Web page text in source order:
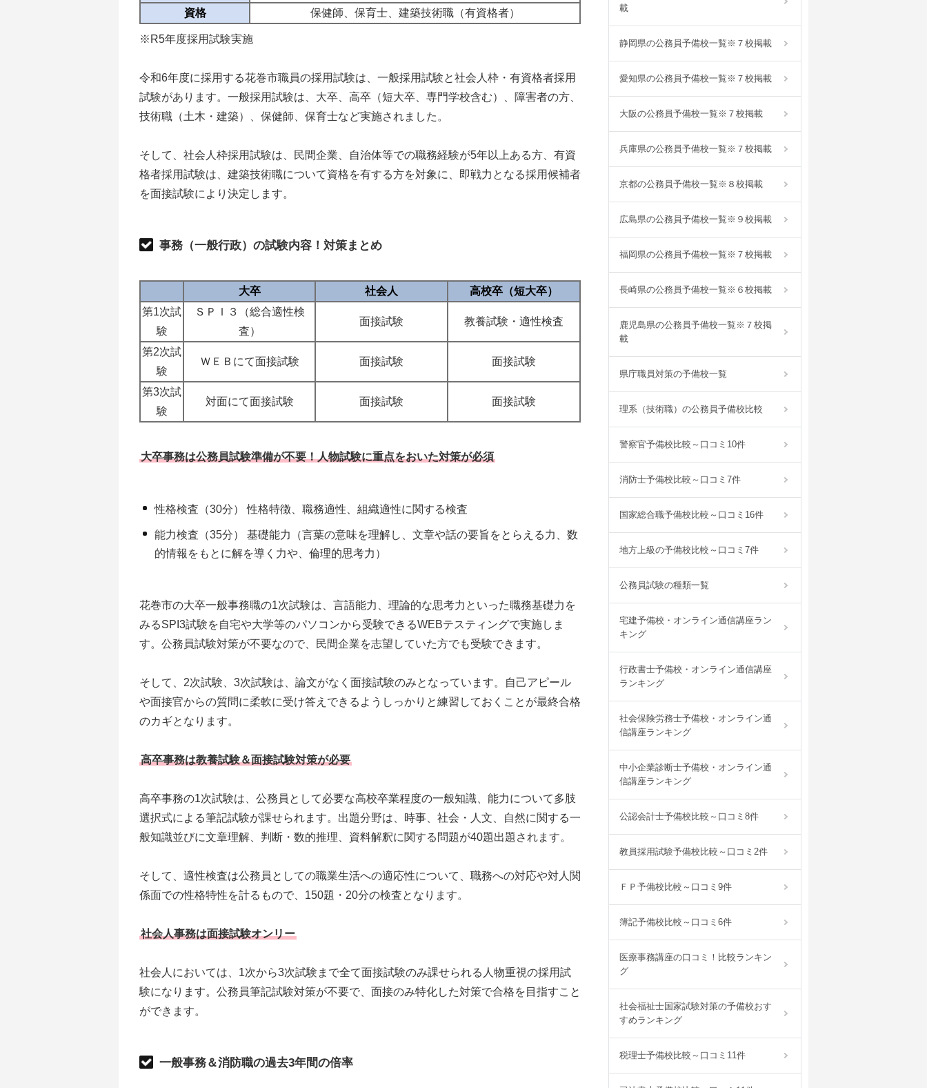
資格
保健師、保育士、建築技術職（有資格者）
※R5年度採用試験実施
令和6年度に採用する花巻市職員の採用試験は、一般採用試験と社会人枠・有資格者採用
試験があります。一般採用試験は、大卒、高卒（短大卒、専門学校含む）、障害者の方、
技術職（土木・建築）、保健師、保育士など実施されました。
そして、社会人枠採用試験は、民間企業、自治体等での職務経験が5年以上ある方、有資
格者採用試験は、建築技術職について資格を有する方を対象に、即戦力となる採用候補者
を面接試験により決定します。
事務（一般行政）の試験内容！対策まとめ
大卒 社会人
高校卒（短大卒）
第1次試
験
ＳＰＩ３（総合適性検
査）
面接試験 教養試験・適性検査
第2次試
験
ＷＥＢにて面接試験 面接試験 面接試験
第3次試
験
対面にて面接試験 面接試験 面接試験
大卒事務は公務員試験準備が不要！人物試験に重点をおいた対策が必須
性格検査（30分） 性格特徴、職務適性、組織適性に関する検査
能力検査（35分） 基礎能力（言葉の意味を理解し、文章や話の要旨をとらえる力、数
的情報をもとに解を導く力や、倫理的思考力）
花巻市の大卒一般事務職の1次試験は、言語能力、理論的な思考力といった職務基礎力を
みるSPI3試験を自宅や大学等のパソコンから受験できるWEBテスティングで実施しま
す。公務員試験対策が不要なので、民間企業を志望していた方でも受験できます。
そして、2次試験、3次試験は、論文がなく面接試験のみとなっています。自己アピール
や面接官からの質問に柔軟に受け答えできるようしっかりと練習しておくことが最終合格
のカギとなります。
高卒事務は教養試験＆面接試験対策が必要
高卒事務の1次試験は、公務員として必要な高校卒業程度の一般知識、能力について多肢
選択式による筆記試験が課せられます。出題分野は、時事、社会・人文、自然に関する一
般知識並びに文章理解、判断・数的推理、資料解釈に関する問題が40題出題されます。
そして、適性検査は公務員としての職業生活への適応性について、職務への対応や対人関
係面での性格特性を計るもので、150題・20分の検査となります。
社会人事務は面接試験オンリー
社会人においては、1次から3次試験まで全て面接試験のみ課せられる人物重視の採用試
験になります。公務員筆記試験対策が不要で、面接のみ特化した対策で合格を目指すこと
ができます。
一般事務＆消防職の過去3年間の倍率
載
静岡県の公務員予備校一覧※７校掲載
愛知県の公務員予備校一覧※７校掲載
大阪の公務員予備校一覧※７校掲載
兵庫県の公務員予備校一覧※７校掲載
京都の公務員予備校一覧※８校掲載
広島県の公務員予備校一覧※９校掲載
福岡県の公務員予備校一覧※７校掲載
長崎県の公務員予備校一覧※６校掲載
鹿児島県の公務員予備校一覧※７校掲
載
県庁職員対策の予備校一覧
理系（技術職）の公務員予備校比較
警察官予備校比較～口コミ10件
消防士予備校比較～口コミ7件
国家総合職予備校比較～口コミ16件
地方上級の予備校比較～口コミ7件
公務員試験の種類一覧
宅建予備校・オンライン通信講座ラン
キング
行政書士予備校・オンライン通信講座
ランキング
社会保険労務士予備校・オンライン通
信講座ランキング
中小企業診断士予備校・オンライン通
信講座ランキング
公認会計士予備校比較～口コミ8件
教員採用試験予備校比較～口コミ2件
ＦＰ予備校比較～口コミ9件
簿記予備校比較～口コミ6件
医療事務講座の口コミ！比較ランキン
グ
社会福祉士国家試験対策の予備校おす
すめランキング
税理士予備校比較～口コミ11件